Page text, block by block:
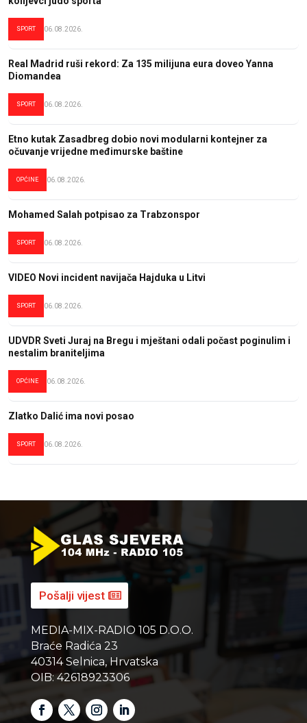
SPORT 06.08.2026.
Real Madrid ruši rekord: Za 135 milijuna eura doveo Yanna
Diomandea
SPORT 06.08.2026.
Etno kutak Zasadbreg dobio novi modularni kontejner za
očuvanje vrijedne međimurske baštine
OPĆINE 06.08.2026.
Mohamed Salah potpisao za Trabzonspor
SPORT 06.08.2026.
VIDEO Novi incident navijača Hajduka u Litvi
SPORT 06.08.2026.
UDVDR Sveti Juraj na Bregu i mještani odali počast poginulim i
nestalim braniteljima
OPĆINE 06.08.2026.
Zlatko Dalić ima novi posao
SPORT 06.08.2026.
Pošalji vijest
MEDIA-MIX-RADIO 105 D.O.O.
Braće Radića 23
40314 Selnica, Hrvatska
OIB: 42618923306